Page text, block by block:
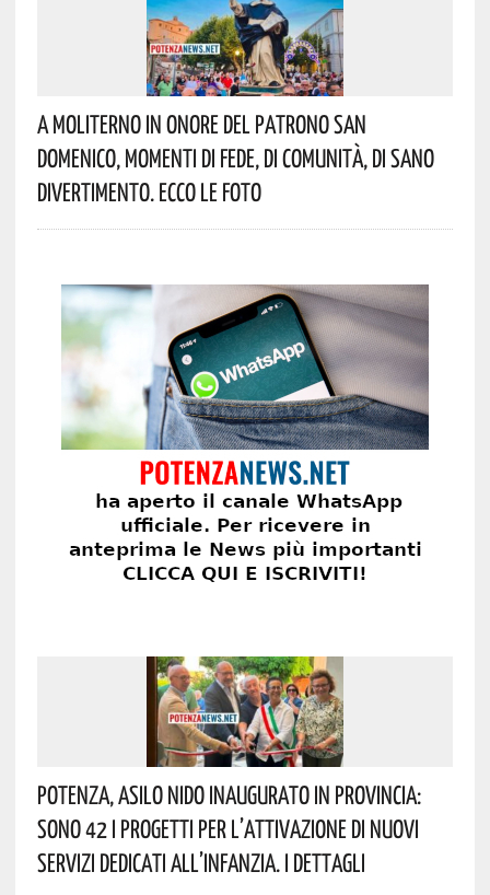
A Moliterno In Onore Del Patrono San
Domenico, Momenti Di Fede, Di Comunità, Di Sano
Divertimento. Ecco Le Foto
Potenza, Asilo Nido Inaugurato In Provincia:
Sono 42 I Progetti Per L’attivazione Di Nuovi
Servizi Dedicati All’infanzia. I Dettagli